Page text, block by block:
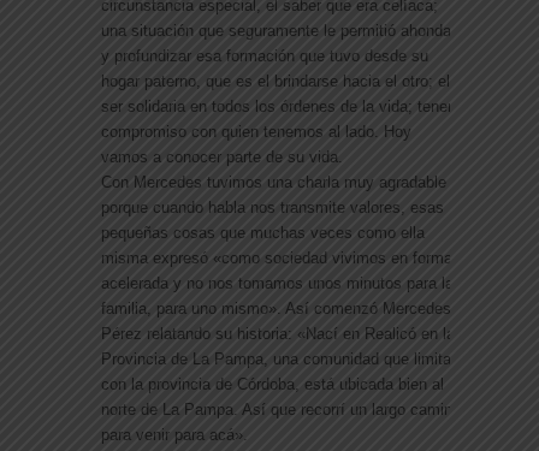
circunstancia especial, el saber que era celíaca;
una situación que seguramente le permitió ahondar
y profundizar esa formación que tuvo desde su
hogar paterno, que es el brindarse hacia el otro; el
ser solidaria en todos los órdenes de la vida; tener
compromiso con quien tenemos al lado. Hoy
vamos a conocer parte de su vida.
Con Mercedes tuvimos una charla muy agradable
porque cuando habla nos transmite valores, esas
pequeñas cosas que muchas veces como ella
misma expresó «como sociedad vivimos en forma
acelerada y no nos tomamos unos minutos para la
familia, para uno mismo». Así comenzó Mercedes
Pérez relatando su historia: «Nací en Realicó en la
Provincia de La Pampa, una comunidad que limita
con la provincia de Córdoba, está ubicada bien al
norte de La Pampa. Así que recorrí un largo camino
para venir para acá».